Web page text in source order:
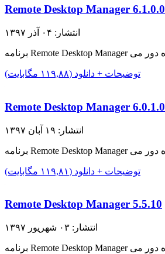
Remote Desktop Manager 6.1.0.0
انتشار: ۰۴ آذر ۱۳۹۷
توضیحات + دانلود (۱۱۹,۸۸ مگابایت)
Remote Desktop Manager 6.0.1.0
انتشار: ۱۹ آبان ۱۳۹۷
توضیحات + دانلود (۱۱۹,۸۱ مگابایت)
Remote Desktop Manager 5.5.10
انتشار: ۰۳ شهریور ۱۳۹۷